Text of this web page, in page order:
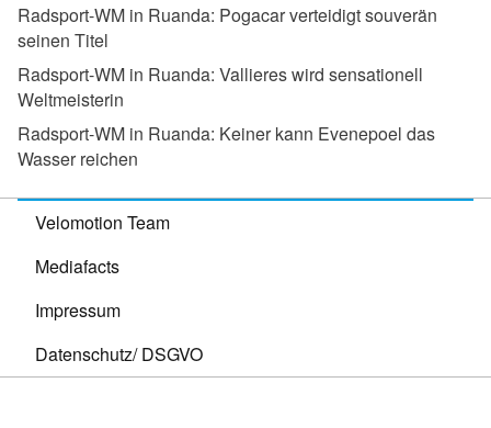
Radsport-WM in Ruanda: Pogacar verteidigt souverän
seinen Titel
Radsport-WM in Ruanda: Vallieres wird sensationell
Weltmeisterin
Radsport-WM in Ruanda: Keiner kann Evenepoel das
Wasser reichen
Velomotion Team
Mediafacts
Impressum
Datenschutz/ DSGVO